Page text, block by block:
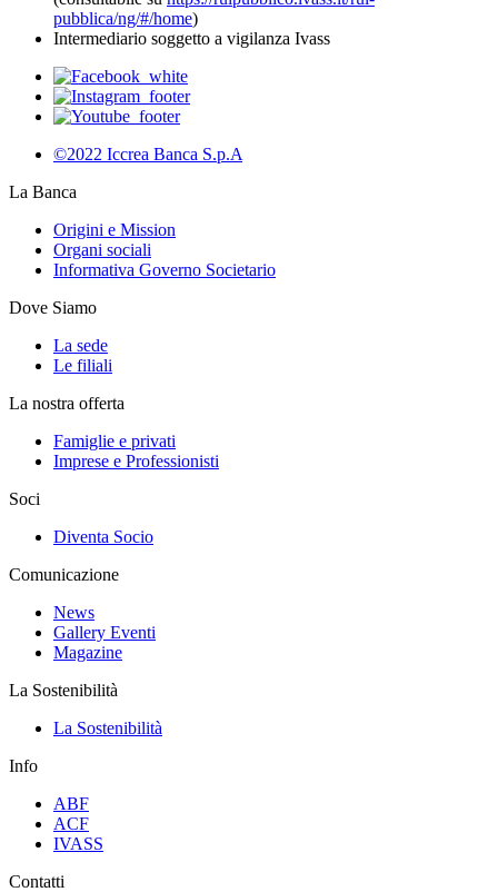
pubblica/ng/#/home)
Intermediario soggetto a vigilanza Ivass
©2022 Iccrea Banca S.p.A
La Banca
Origini e Mission
Organi sociali
Informativa Governo Societario
Dove Siamo
La sede
Le filiali
La nostra offerta
Famiglie e privati
Imprese e Professionisti
Soci
Diventa Socio
Comunicazione
News
Gallery Eventi
Magazine
La Sostenibilità
La Sostenibilità
Info
ABF
ACF
IVASS
Contatti